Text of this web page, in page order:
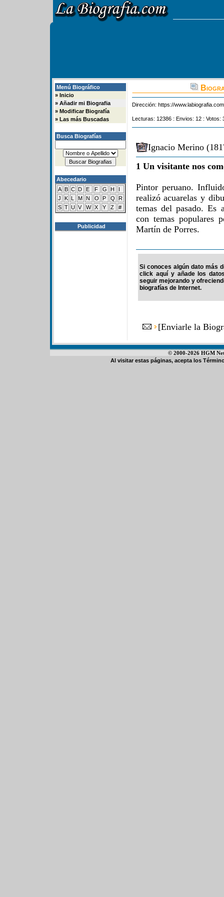
Menú Biográfico
» Inicio
» Añadir mi Biografia
» Modificar Biografía
» Las más Buscadas
Busca Biografías
Abecedario
A B C D E F G H
I
J
K L M N O P Q
R
S T U V W X Y Z #
Publicidad
Dirección: https://
Lecturas: 12386 : Envios: 12 : Votos:
Ignacio Merino
1 Un visitante nos
Pintor peruano.
realizó acuarelas y
temas del pasado. Es
con temas populares
Martín de Porres.
Si conoces algún dato más
click aquí y añade los
seguir mejorando y
biografías de Internet.
[Enviarle la
© 2000-2026 HGM
Al visitar estas páginas, acepta los